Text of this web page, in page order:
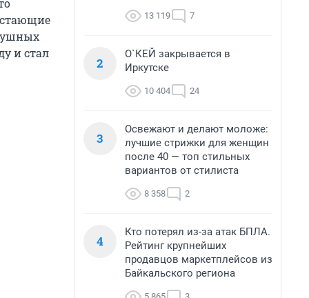
и стал
13 119 7
2
О`КЕЙ закрывается в
Иркутске
10 404 24
3
Освежают и делают моложе:
лучшие стрижки для женщин
после 40 — топ стильных
вариантов от стилиста
8 358 2
4
Кто потерял из-за атак БПЛА.
Рейтинг крупнейших
продавцов маркетплейсов из
Байкальского региона